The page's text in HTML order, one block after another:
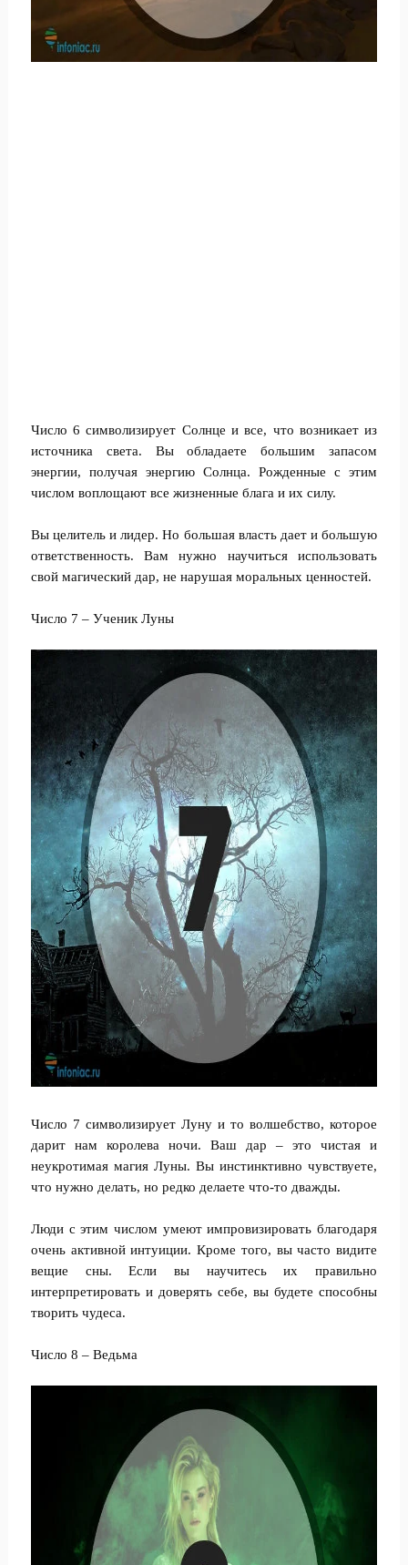
Число 6 символизирует Солнце и все, что возникает из
источника света. Вы обладаете большим запасом
энергии, получая энергию Солнца. Рожденные с этим
числом воплощают все жизненные блага и их силу.
Вы целитель и лидер. Но большая власть дает и большую
ответственность. Вам нужно научиться использовать
свой магический дар, не нарушая моральных ценностей.
Число 7 – Ученик Луны
Число 7 символизирует Луну и то волшебство, которое
дарит нам королева ночи. Ваш дар – это чистая и
неукротимая магия Луны. Вы инстинктивно чувствуете,
что нужно делать, но редко делаете что-то дважды.
Люди с этим числом умеют импровизировать благодаря
очень активной интуиции. Кроме того, вы часто видите
вещие сны. Если вы научитесь их правильно
интерпретировать и доверять себе, вы будете способны
творить чудеса.
Число 8 – Ведьма